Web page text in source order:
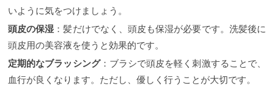
いように気をつけましょう。
頭皮の保湿 ：髪だけでなく、頭皮も保湿が必要です。洗髪後に
頭皮用の美容液を使うと効果的です。
定期的なブラッシング：ブラシで頭皮を軽く刺激することで、
血行が良くなります。ただし、優しく行うことが大切です。